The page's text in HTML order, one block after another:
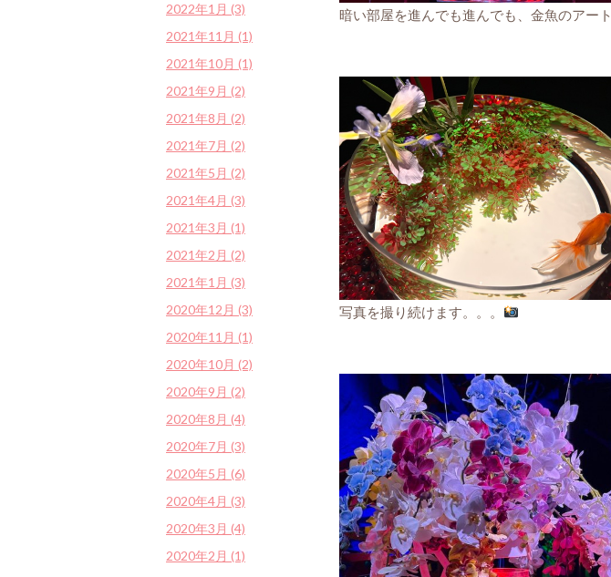
暗い部屋を進んでも進んでも、金魚のアート
写真を撮り続けます。。。
2022年1月 (3)
2021年11月 (1)
2021年10月 (1)
2021年9月 (2)
2021年8月 (2)
2021年7月 (2)
2021年5月 (2)
2021年4月 (3)
2021年3月 (1)
2021年2月 (2)
2021年1月 (3)
2020年12月 (3)
2020年11月 (1)
2020年10月 (2)
2020年9月 (2)
2020年8月 (4)
2020年7月 (3)
2020年5月 (6)
2020年4月 (3)
2020年3月 (4)
2020年2月 (1)